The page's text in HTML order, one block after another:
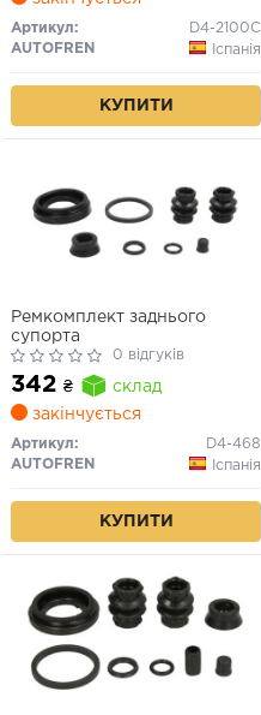
Артикул:
D4-2100C
AUTOFREN
Іспанія
КУПИТИ
Ремкомплект заднього
супорта
0 відгуків
342 ₴
склад
закінчується
Артикул:
D4-468
AUTOFREN
Іспанія
КУПИТИ